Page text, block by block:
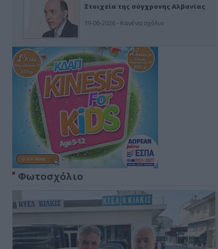
Στοιχεία της σύγχρονης Αλβανίας
19-06-2026 - Κανένα σχόλιο
Φωτοσχόλιο